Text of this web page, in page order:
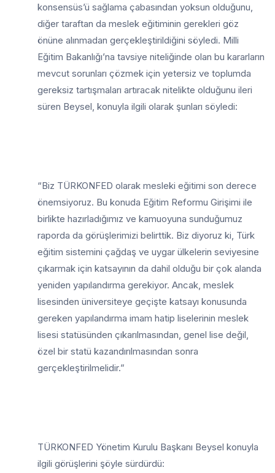
konsensüs’ü sağlama çabasından yoksun olduğunu,
diğer taraftan da meslek eğitiminin gerekleri göz
önüne alınmadan gerçekleştirildiğini söyledi. Milli
Eğitim Bakanlığı’na tavsiye niteliğinde olan bu kararların
mevcut sorunları çözmek için yetersiz ve toplumda
gereksiz tartışmaları artıracak nitelikte olduğunu ileri
süren Beysel, konuyla ilgili olarak şunları söyledi:
“Biz TÜRKONFED olarak mesleki eğitimi son derece
önemsiyoruz. Bu konuda Eğitim Reformu Girişimi ile
birlikte hazırladığımız ve kamuoyuna sunduğumuz
raporda da görüşlerimizi belirttik. Biz diyoruz ki, Türk
eğitim sistemini çağdaş ve uygar ülkelerin seviyesine
çıkarmak için katsayının da dahil olduğu bir çok alanda
yeniden yapılandırma gerekiyor. Ancak, meslek
lisesinden üniversiteye geçişte katsayı konusunda
gereken yapılandırma imam hatip liselerinin meslek
lisesi statüsünden çıkarılmasından, genel lise değil,
özel bir statü kazandırılmasından sonra
gerçekleştirilmelidir.”
TÜRKONFED Yönetim Kurulu Başkanı Beysel konuyla
ilgili görüşlerini şöyle sürdürdü: